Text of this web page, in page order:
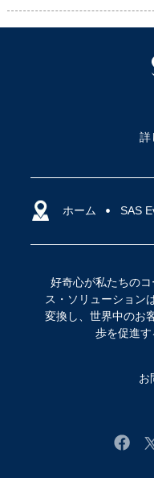
ションと、待機時
させ、SAS Viyaプ
ホーム SAS
好奇心が私たちの
ス・ソリューション
変換し、世界中のお
歩を促進す
お
ア
ソ
ビデ
詳
クラウド